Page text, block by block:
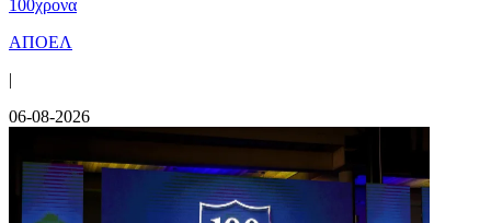
100χρονα
ΑΠΟΕΛ
|
06-08-2026